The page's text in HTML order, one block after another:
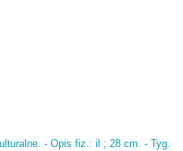
- Opis fiz.: il ; 28 cm. - Tyg.